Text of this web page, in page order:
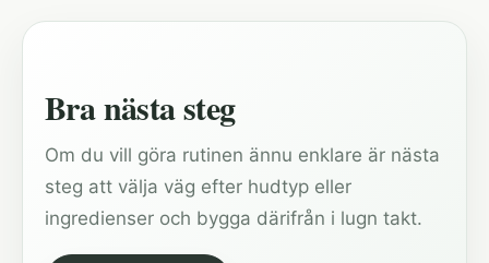
Bra nästa steg
Om du vill göra rutinen ännu enklare är nästa
steg att välja väg efter hudtyp eller
ingredienser och bygga därifrån i lugn takt.